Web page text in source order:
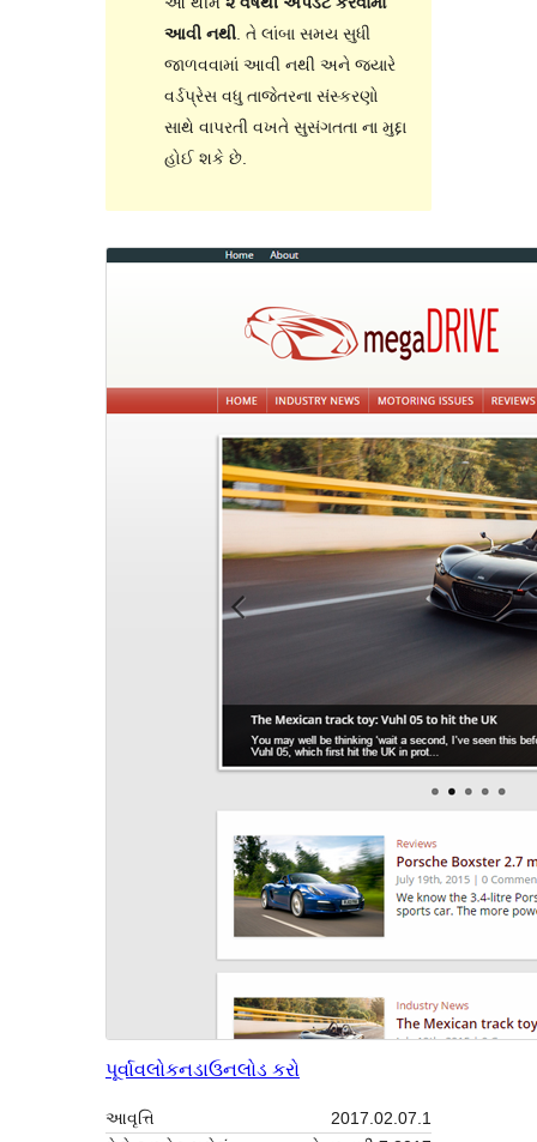
આવી નથી. તે લાંબા સમય સુધી
જાળવવામાં આવી નથી અને જ્યારે
વર્ડપ્રેસ વધુ તાજેતરના સંસ્કરણો
સાથે વાપરતી વખતે સુસંગતતા ના મુદ્દા
હોઈ શકે છે.
પૂર્વાવલોકનડાઉનલોડ કરો
આવૃત્તિ
2017.02.07.1